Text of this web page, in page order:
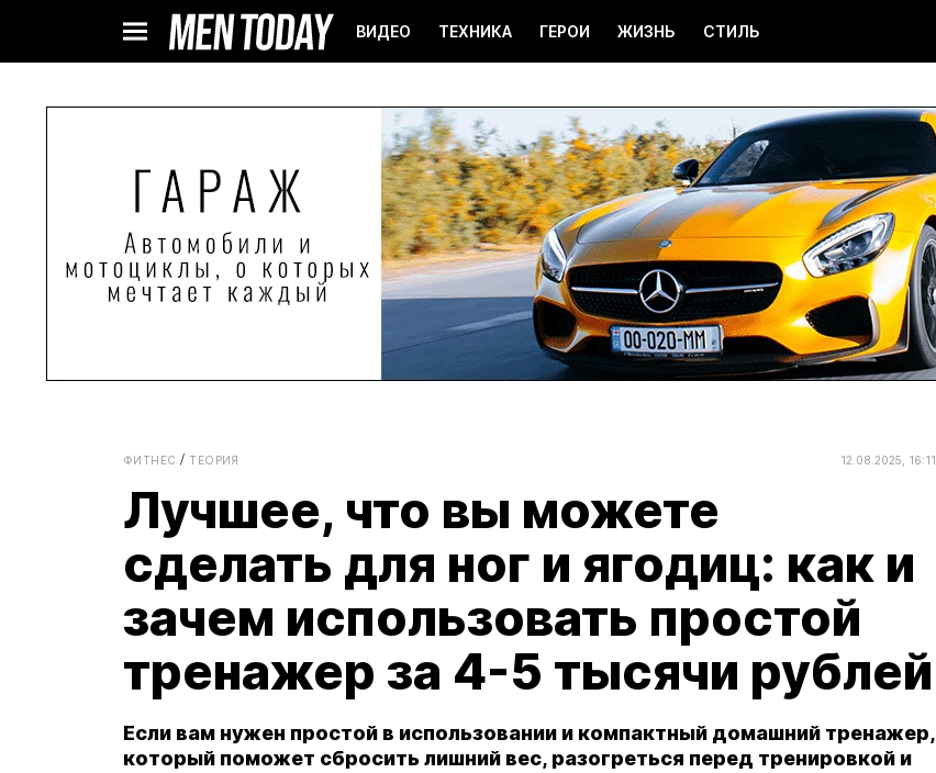
ВИДЕО ТЕХНИКА ГЕРОИ ЖИЗНЬ СТИЛЬ
ФИТНЕС ТЕОРИЯ 12.08.2025, 16:11
Лучшее, что вы можете
сделать для ног и ягодиц: как и
зачем использовать простой
тренажер за 4-5 тысячи рублей
Если вам нужен простой в использовании и компактный домашний тренажер,
который поможет сбросить лишний вес, разогреться перед тренировкой и